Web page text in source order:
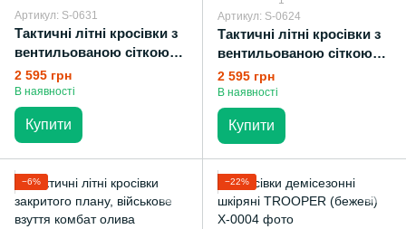
Артикул: S-0631
Тактичні літні кросівки з
вентильованою сіткою
ENIGMA Stimul (olive)
полегшене шкіряне
військове взуття на літо
2 595 грн
В наявності
Купити
Артикул: S-0624
Тактичні літні кросівки з
вентильованою сіткою
ENIGMA Stimul (black)
полегшене шкіряне
військове взуття на літо
2 595 грн
В наявності
Купити
−6% −22%